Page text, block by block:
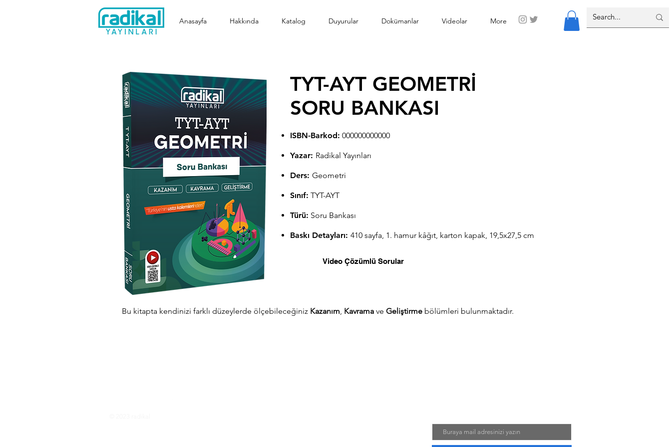
Anasayfa Hakkında Katalog Duyurular Dokümanlar Videolar More
TYT-AYT GEOMETRİ
SORU BANKASI
ISBN-Barkod: 000000000000
Yazar: Radikal Yayınları
Ders: Geometri
Sınıf: TYT-AYT
Türü: Soru Bankası
Baskı Detayları: 410 sayfa, 1. hamur kâğıt, karton kapak, 19,5x27,5 cm
Video Çözümlü Sorular
Bu kitapta kendinizi farklı düzeylerde ölçebileceğiniz Kazanım, Kavrama ve Geliştirme bölümleri bulunmaktadır.